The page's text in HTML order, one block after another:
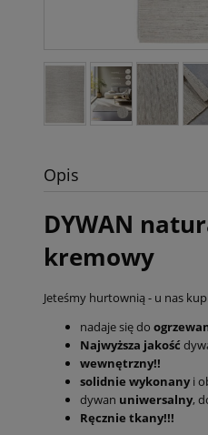
Opis
DYWAN
kremowy
Jeteśmy hurtownią - u nas
nadaje się do
Najwyższa jakość
wewnętrzny!!
solidnie wykonanyi
dywan uniwersalny,
Ręcznie tkany!!!